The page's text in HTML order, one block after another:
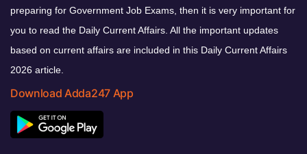
preparing for Government Job Exams, then it is very important for
you to read the Daily Current Affairs. All the important updates
based on current affairs are included in this Daily Current Affairs
2026 article.
Download Adda247 App